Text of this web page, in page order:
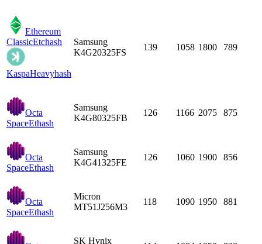
Ethereum
ClassicEtchash
KaspaHeavyhash
Samsung
K4G20325FS
139 1058 1800 789
Octa
SpaceEthash
Samsung
K4G80325FB
126 1166 2075 875
Octa
SpaceEthash
Samsung
K4G41325FE
126 1060 1900 856
Octa
SpaceEthash
Micron
MT51J256M3
118 1090 1950 881
SK Hynix